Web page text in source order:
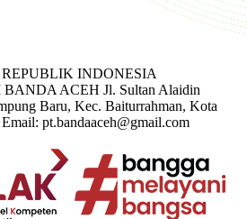
INDONESIA
ACEH Jl. Sultan Alaidin
Baru, Kec. Baiturrahman, Kota
Email: pt.bandaaceh@gmail.com